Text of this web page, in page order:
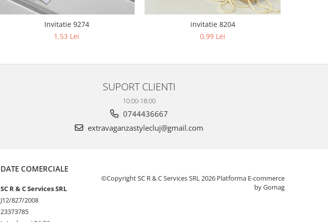
Invitatie 9274
1,53 Lei
invitatie 8204
0,99 Lei
SUPORT CLIENTI
10:00-18:00
0744436667
extravaganzastylecluj@gmail.com
DATE COMERCIALE
SC R & C Services SRL
J12/827/2008
23373785
©Copyright SC R & C Services SRL 2026 Platforma E-commerce
by Gomag